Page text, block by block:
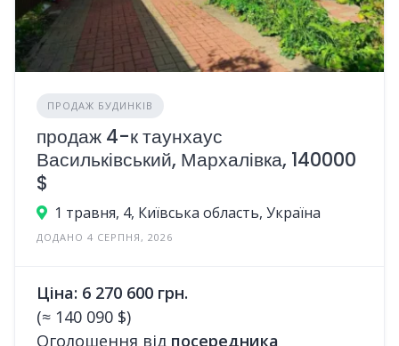
ПРОДАЖ БУДИНКІВ
продаж 4-к таунхаус
Васильківський, Мархалівка, 140000
$
1 травня, 4, Київська область, Україна
ДОДАНО 4 СЕРПНЯ, 2026
Ціна: 6 270 600 грн.
(≈ 140 090 $)
Оголошення від посередника